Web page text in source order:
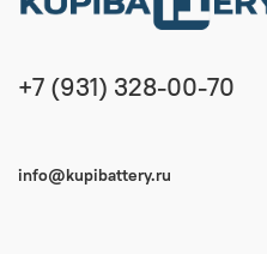
+7 (931) 328-00-70
info@kupibattery.ru